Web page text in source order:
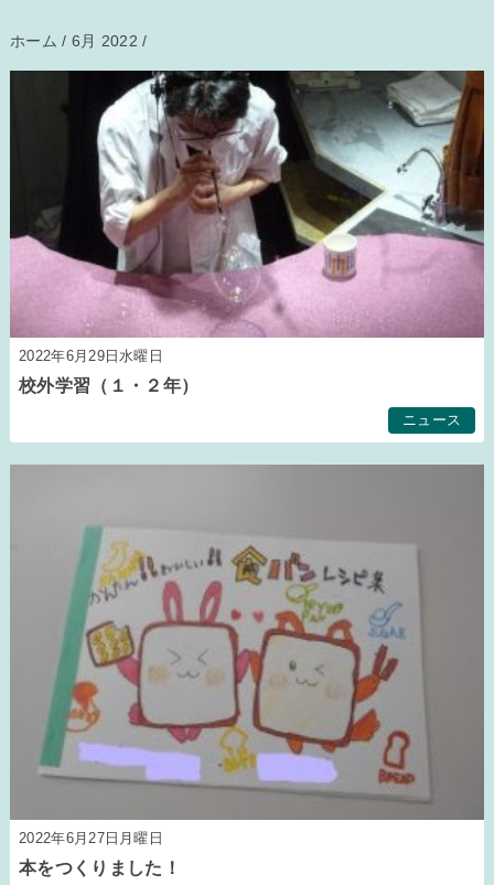
ホーム / 6月 2022 /
2022年6月29日水曜日
校外学習（１・２年）
ニュース
2022年6月27日月曜日
本をつくりました！